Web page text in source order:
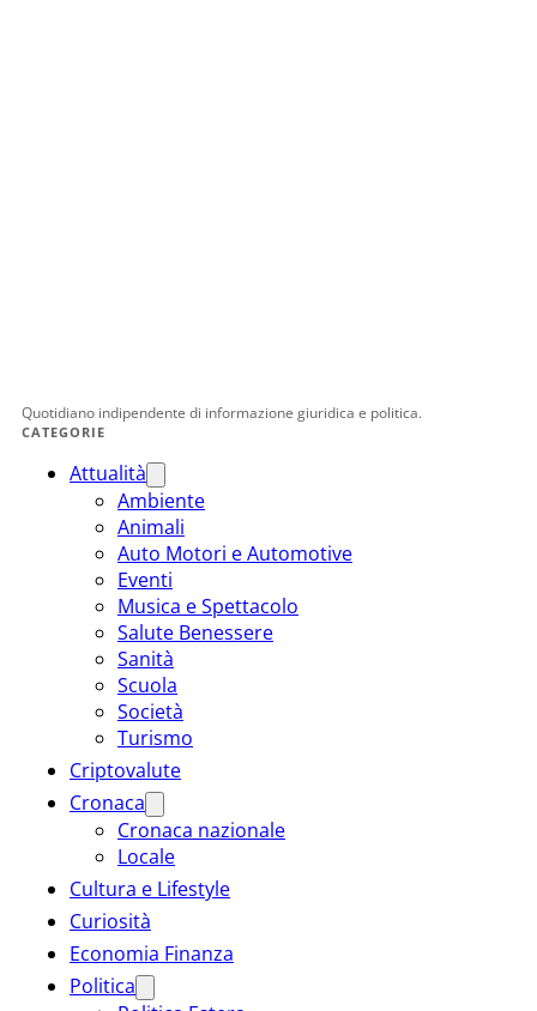
Quotidiano indipendente di informazione giuridica e politica.
CATEGORIE
Attualità
Ambiente
Animali
Auto Motori e Automotive
Eventi
Musica e Spettacolo
Salute Benessere
Sanità
Scuola
Società
Turismo
Criptovalute
Cronaca
Cronaca nazionale
Locale
Cultura e Lifestyle
Curiosità
Economia Finanza
Politica